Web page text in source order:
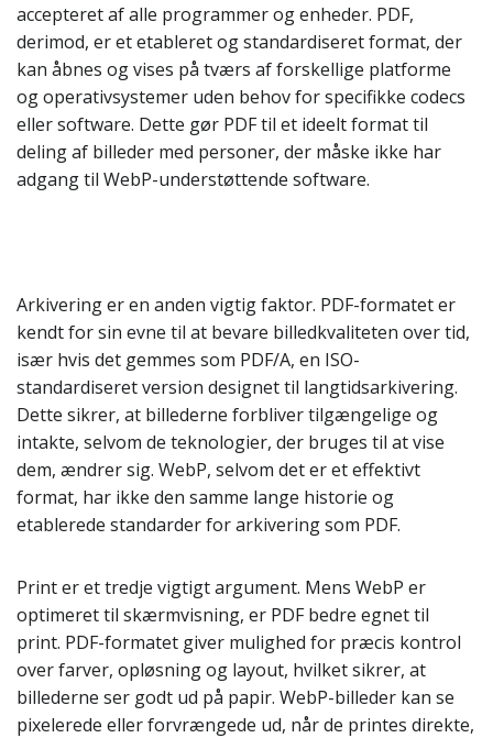
accepteret af alle programmer og enheder. PDF,
derimod, er et etableret og standardiseret format, der
kan åbnes og vises på tværs af forskellige platforme
og operativsystemer uden behov for specifikke codecs
eller software. Dette gør PDF til et ideelt format til
deling af billeder med personer, der måske ikke har
adgang til WebP-understøttende software.
Arkivering er en anden vigtig faktor. PDF-formatet er
kendt for sin evne til at bevare billedkvaliteten over tid,
især hvis det gemmes som PDF/A, en ISO-
standardiseret version designet til langtidsarkivering.
Dette sikrer, at billederne forbliver tilgængelige og
intakte, selvom de teknologier, der bruges til at vise
dem, ændrer sig. WebP, selvom det er et effektivt
format, har ikke den samme lange historie og
etablerede standarder for arkivering som PDF.
Print er et tredje vigtigt argument. Mens WebP er
optimeret til skærmvisning, er PDF bedre egnet til
print. PDF-formatet giver mulighed for præcis kontrol
over farver, opløsning og layout, hvilket sikrer, at
billederne ser godt ud på papir. WebP-billeder kan se
pixelerede eller forvrængede ud, når de printes direkte,